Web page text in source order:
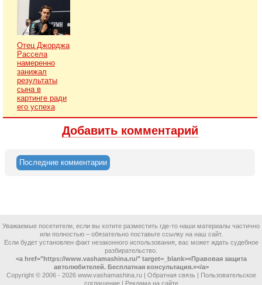
Отец Джорджа
Рассела
намеренно
занижал
результаты
сына в
картинге ради
его успеха
Добавить комментарий
Последние комментарии
Уважаемые посетители, если вы хотите разместить где-то наши материалы частично
или полностью – обязательно поставьте ссылку на наш сайт.
Если будет установлен факт незаконного использования, вас может ждать судебное
разбирательство.
<a href="https://www.vashamashina.ru/" target=_blank>«Правовая защита
автолюбителей. Бесплатная консультация.»</a>
Copyright © 2006 - 2026 www.vashamashina.ru | Обратная связь | Пользовательское
соглашение| Реклама на сайте